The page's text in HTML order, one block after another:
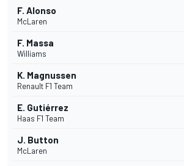
F. Alonso
McLaren
F. Massa
Williams
K. Magnussen
Renault F1 Team
E. Gutiérrez
Haas F1 Team
J. Button
McLaren